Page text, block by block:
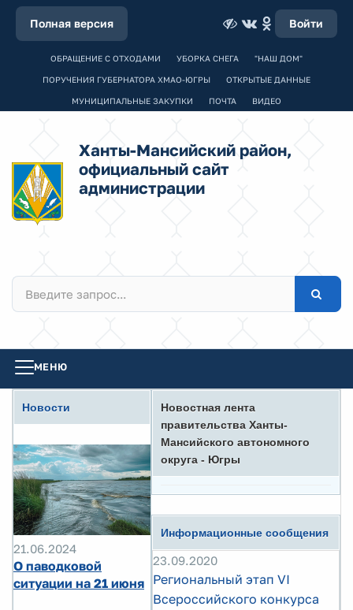
Полная версия Войти
ОБРАЩЕНИЕ С ОТХОДАМИ УБОРКА СНЕГА "НАШ ДОМ"
ПОРУЧЕНИЯ ГУБЕРНАТОРА ХМАО-ЮГРЫ ОТКРЫТЫЕ ДАННЫЕ
МУНИЦИПАЛЬНЫЕ ЗАКУПКИ ПОЧТА ВИДЕО
Ханты-Мансийский район,
официальный сайт
администрации
МЕНЮ
Новости
21.06.2024
О паводковой
ситуации на 21 июня
Новостная лента
правительства Ханты-
Мансийского автономного
округа - Югры
Информационные сообщения
23.09.2020
Региональный этап VI
Всероссийского конкурса